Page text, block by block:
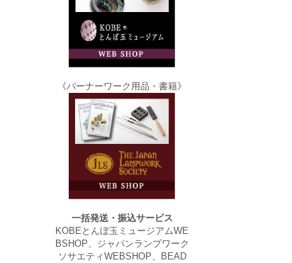
《バーナーワーク用品・書籍》
一括発送・振込サービス
KOBEとんぼ玉ミュージアムWE
BSHOP、ジャパンランプワーク
ソサエティWEBSHOP、BEAD